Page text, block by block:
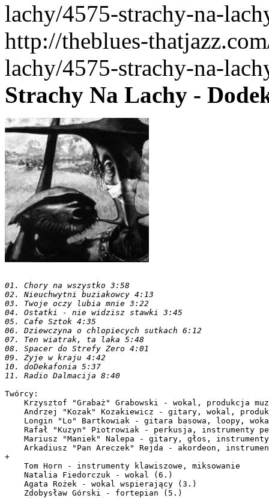
lachy/4575-strachy-na-
http://theblues-
lachy/4575-strachy-na-
Strachy Na Lachy -
01. Chory na wszystko 3:58
02. Nieuchwytni buziakowcy 4:13
03. Twoje oczy lubia mnie 3:22
04. Ostatki - nie widzisz stawki 3:45
05. Cafe Sztok 4:35
06. Dziewczyna o chlopiecych sutkach 6:12
07. Ten wiatrak, ta laka 5:48
08. Spacer do Strefy Zero 4:01
09. Zyje w kraju 4:42
10. doDekafonia 5:37
11. Radio Dalmacija 8:40
Twórcy:
Krzysztof "Grabaż" Grabowski - wokal, produkcja
Andrzej "Kozak" Kozakiewicz - gitary, wokal,
Longin "Lo" Bartkowiak - gitara basowa, loopy,
Rafał "Kuzyn" Piotrowiak - perkusja, instrumenty
Mariusz "Maniek" Nalepa - gitary, głos,
Arkadiusz "Pan Areczek" Rejda - akordeon,
+
    Tom Horn - instrumenty klawiszowe, miksowanie
    Natalia Fiedorczuk - wokal (6.)
    Agata Rożek - wokal wspierający (3.)
    Zdobysław Górski - fortepian (5.)